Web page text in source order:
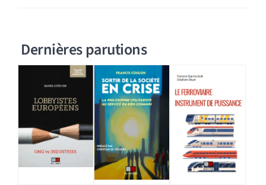
Dernières parutions